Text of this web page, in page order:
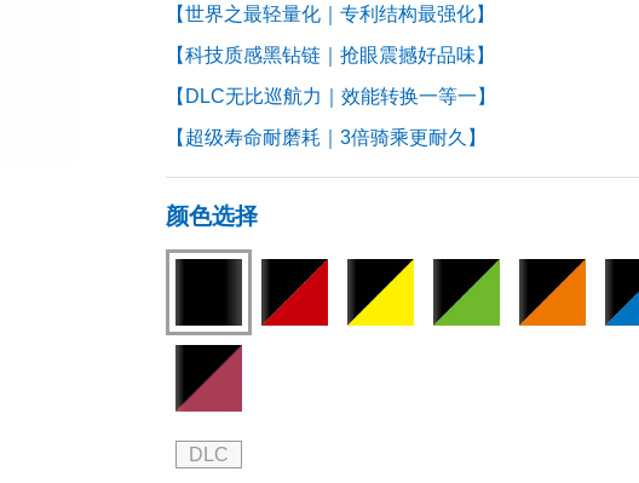
【世界之最轻量化｜专利结构最强化】
【科技质感黑钻链｜抢眼震撼好品味】
【DLC无比巡航力｜效能转换一等一】
【超级寿命耐磨耗｜3倍骑乘更耐久】
颜色选择
DLC